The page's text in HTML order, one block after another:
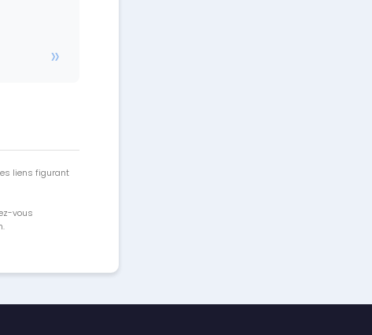
liens figurant
vous